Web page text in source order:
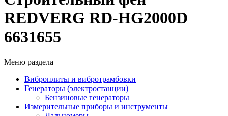
REDVERG RD-HG2000D
6631655
Меню раздела
Виброплиты и вибротрамбовки
Генераторы (электростанции)
Бензиновые генераторы
Измерительные приборы и инструменты